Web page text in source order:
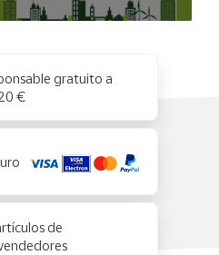
gratuito a
€
de